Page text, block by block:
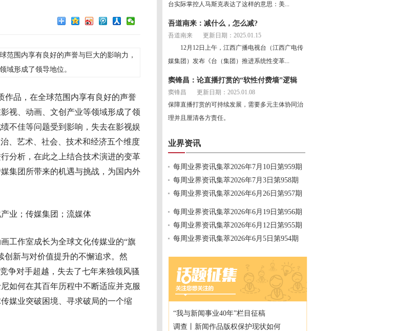
范围内享有良好的声誉与巨大的影响力，
域形成了领导地位。
作品，在全球范围内享有良好的声誉
视、动画、文创产业等领域形成了领
不佳等问题受到影响，失去在影视娱
、艺术、社会、技术和经济五个维度
分析，在此之上结合技术演进的变革
集团所带来的机遇与挑战，为国内外
业；传媒集团；流媒体
作室成长为全球文化传媒业的“旗
创新与对价值提升的不懈追求。然
争对手超越，失去了七年来独领风骚
如何在其百年历程中不断适应并克服
媒业突破困境、寻求破局的一个缩
台实际掌控人马斯克表达了这样的意思：美...
吾道南来：减什么，怎么减?
吾道南来
更新日期：2025.01.15
12月12日上午，江西广播电视台（江西广电传
媒集团）发布《台（集团）推进系统性变革...
窦锋昌：论直播打赏的“软性付费墙”逻辑
窦锋昌
更新日期：2025.01.08
保障直播打赏的可持续发展，需要多元主体协同治
理并且厘清各方责任。
业界资讯
每周业界资讯集萃2026年7月10日第959期
每周业界资讯集萃2026年7月3日第958期
每周业界资讯集萃2026年6月26日第957期
每周业界资讯集萃2026年6月19日第956期
每周业界资讯集萃2026年6月12日第955期
每周业界资讯集萃2026年6月5日第954期
“我与新闻事业40年”栏目征稿
调查丨新闻作品版权保护现状如何